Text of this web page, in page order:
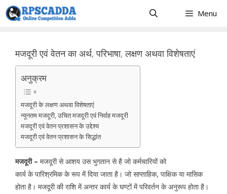
Skip
to
Menu
मजदूरी एवं वेतन का अर्थ, परिभाषा, लक्षण अथवा विशेषताएं
अनुक्रम
मजदूरी के लक्षण अथवा विशेषताएं
न्यूनतम मजदूरी, उचित मजदूरी एवं निर्वाह मजदूरी
मजदूरी एवं वेतन प्रशासन के उद्देश्य
मजदूरी एवं वेतन प्रशासन के सिद्धांत
मजदूरी – मजदूरी से आशय उस भुगतान से है जो कर्मचारियों को
कार्य के पारिश्रमिक के रूप में दिया जाता है। जो साप्ताहिक, पाक्षिक या मासिक
होता है। मजदूरी की राशि में अन्तर कार्य के घण्टों में परिवर्तन के अनुरूप होता है।